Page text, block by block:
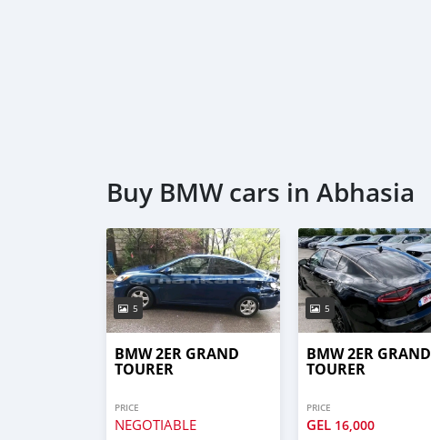
Buy BMW cars in Abhasia
5
BMW 2ER GRAND
TOURER
PRICE
NEGOTIABLE
5
BMW 2ER GRAND
TOURER
PRICE
GEL 16,000